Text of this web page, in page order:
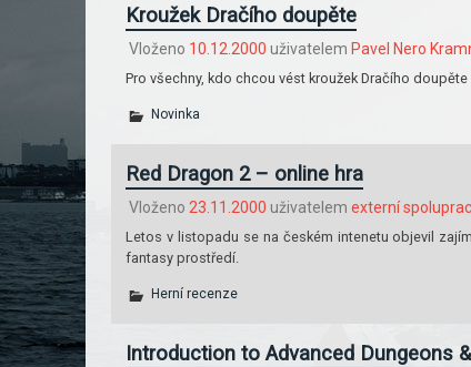
Kroužek Dračího doupěte
Vloženo 10.12.2000 uživatelem Pavel Nero
Pro všechny, kdo chcou vést kroužek Dračího doupěte
Novinka
Red Dragon 2 – online hra
Vloženo 23.11.2000 uživatelem externí
Letos v listopadu se na českém intenetu objevil
fantasy prostředí.
Herní recenze
Introduction to Advanced Dungeons